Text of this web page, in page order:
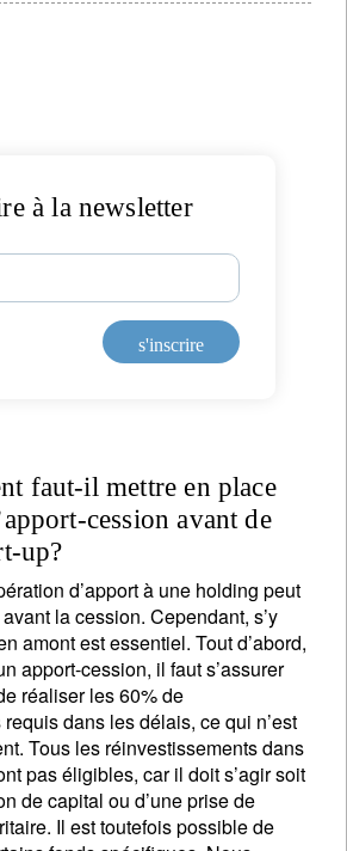
à la newsletter
s'inscrire
faut-il mettre en place
cession avant de
up?
d’apport à une holding peut
la cession. Cependant, s’y
amont est essentiel. Tout d’abord,
apport-cession, il faut s’assurer
réaliser les 60% de
dans les délais, ce qui n’est
Tous les réinvestissements dans
pas éligibles, car il doit s’agir soit
de capital ou d’une prise de
Il est toutefois possible de
ou citoyen des Etats-Unis
seront utilisées conformément à
confidentialité.